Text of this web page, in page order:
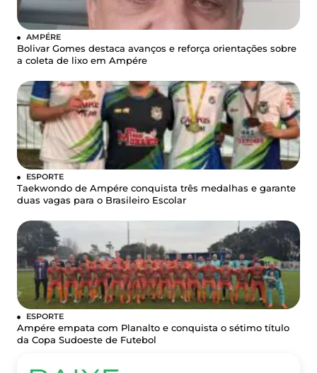
AMPÉRE
Bolivar Gomes destaca avanços e reforça orientações sobre
a coleta de lixo em Ampére
ESPORTE
Taekwondo de Ampére conquista três medalhas e garante
duas vagas para o Brasileiro Escolar
ESPORTE
Ampére empata com Planalto e conquista o sétimo título
da Copa Sudoeste de Futebol